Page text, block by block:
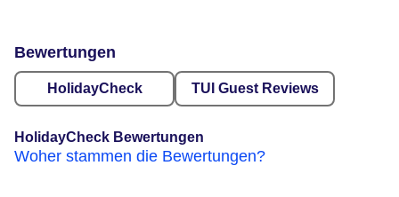
Bewertungen
HolidayCheck TUI Guest Reviews
HolidayCheck Bewertungen
Woher stammen die Bewertungen?